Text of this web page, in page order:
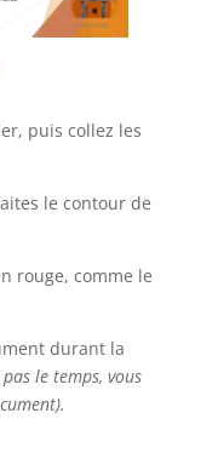
puis collez les
le contour de
rouge, comme le
durant la
pas le temps, vous